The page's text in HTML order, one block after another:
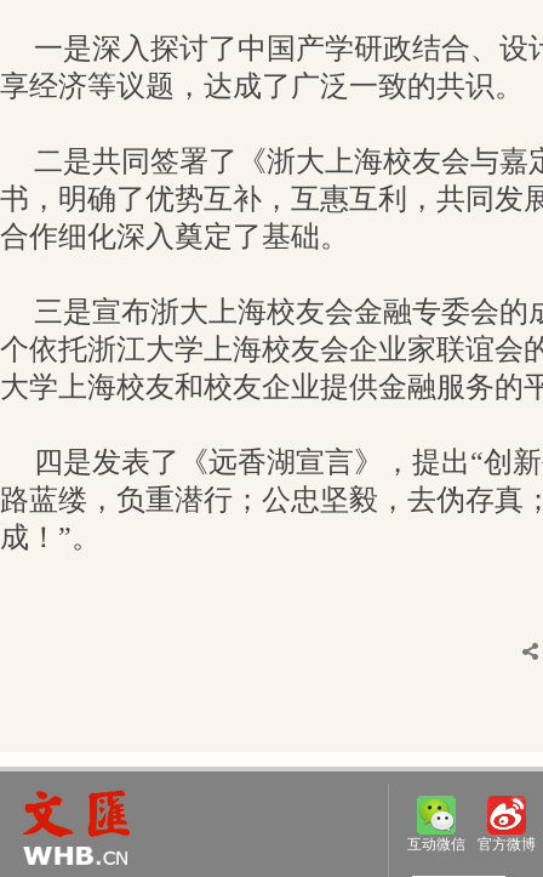
一是深入探讨了中国产学研政结合、设
享经济等议题，达成了广泛一致的共识。
二是共同签署了《浙大上海校友会与嘉
书，明确了优势互补，互惠互利，共同发
合作细化深入奠定了基础。
三是宣布浙大上海校友会金融专委会的
个依托浙江大学上海校友会企业家联谊会
大学上海校友和校友企业提供金融服务的
四是发表了《远香湖宣言》，提出“创
路蓝缕，负重潜行；公忠坚毅，去伪存真
成！”。
互动微信 官方微博